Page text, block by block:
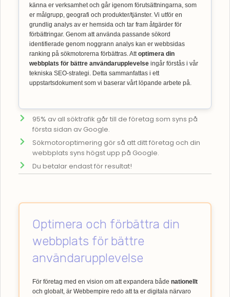
känna er verksamhet och går igenom förutsättningarna, som
er målgrupp, geografi och produkter/tjänster. Vi utför en
grundlig analys av er hemsida och tar fram åtgärder för
förbättringar. Genom att använda passande sökord
identifierade genom noggrann analys kan er webbsidas
ranking på sökmotorerna förbättras. Attoptimera din
webbplats för bättre användarupplevelse ingår förstås i vår
tekniska SEO-strategi. Detta sammanfattas i ett
uppstartsdokument som vi baserar vårt löpande arbete på.
95% av all söktrafik går till de företag som syns på
första sidan av Google.
Sökmotoroptimering gör så att ditt företag och din
webbplats syns högst upp på Google.
Du betalar endast för resultat!
Optimera och förbättra din
webbplats för bättre
användarupplevelse
För företag med en vision om att expandera både nationellt
och globalt, är Webbempire redo att ta er digitala närvaro